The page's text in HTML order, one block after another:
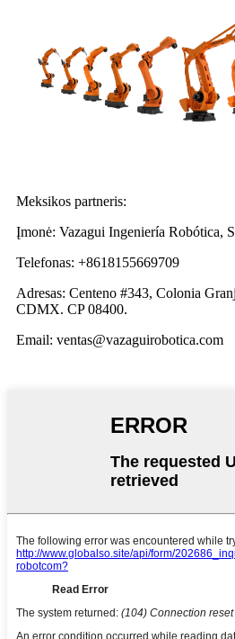
Meksikos partneris:
Įmonė: Vazagui Ingeniería Robótica,
Telefonas: +8618155669709
Adresas: Centeno #343, Colonia
CDMX. CP 08400.
Email: ventas@vazaguirobotica.com